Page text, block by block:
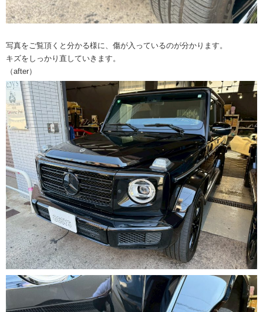
写真をご覧頂くと分かる様に、傷が入っているのが分かります。
キズをしっかり直していきます。
（after）